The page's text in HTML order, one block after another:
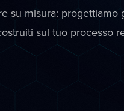
su misura: progettiamo
sul tuo processo